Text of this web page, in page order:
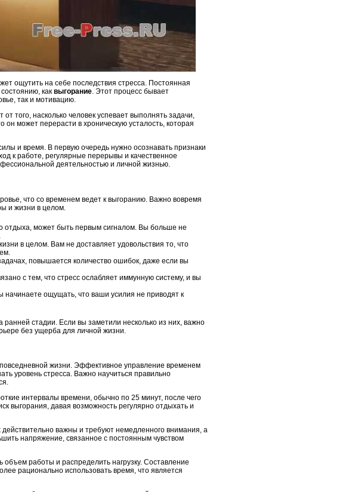
ощутить на себе последствия стресса. Постоянная
как выгорание. Этот процесс бывает
так и мотивацию.
от того, насколько человек успевает выполнять задачи,
он может перерасти в хроническую усталость, которая
и время. В первую очередь нужно осознавать признаки
к работе, регулярные перерывы и качественное
деятельностью и личной жизнью.
что со временем ведет к выгоранию. Важно вовремя
и жизни в целом.
отдыха, может быть первым сигналом. Вы больше не
в целом. Вам не доставляет удовольствия то, что
повышается количество ошибок, даже если вы
с тем, что стресс ослабляет иммунную систему, и вы
ощущать, что ваши усилия не приводят к
ранней стадии. Если вы заметили несколько из них, важно
без ущерба для личной жизни.
жизни. Эффективное управление временем
уровень стресса. Важно научиться правильно
интервалы времени, обычно по 25 минут, после чего
выгорания, давая возможность регулярно отдыхать и
важны и требуют немедленного внимания, а
напряжение, связанное с постоянным чувством
работы и распределить нагрузку. Составление
рационально использовать время, что является